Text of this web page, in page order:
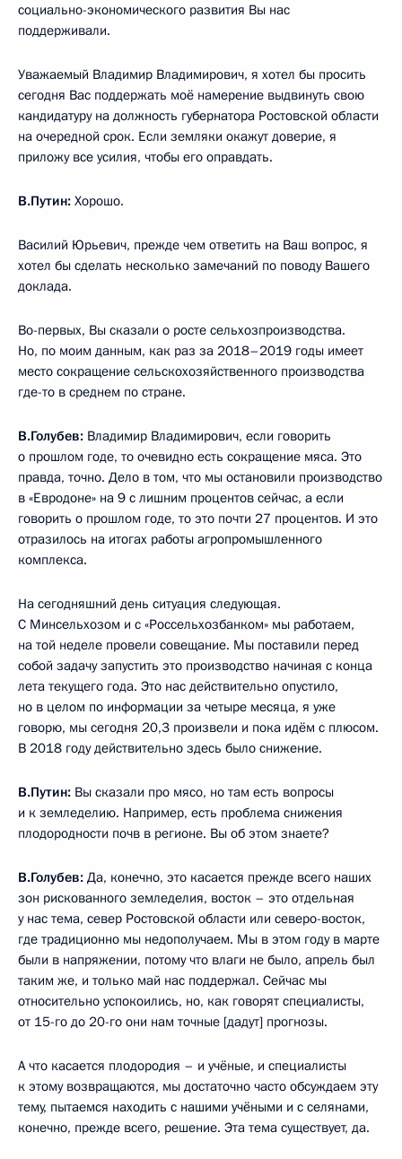
социально-экономического развития Вы нас
поддерживали.
Уважаемый Владимир Владимирович, я хотел бы просить
сегодня Вас поддержать моё намерение выдвинуть свою
кандидатуру на должность губернатора Ростовской области
на очередной срок. Если земляки окажут доверие, я
приложу все усилия, чтобы его оправдать.
В.Путин: Хорошо.
Василий Юрьевич, прежде чем ответить на Ваш вопрос, я
хотел бы сделать несколько замечаний по поводу Вашего
доклада.
Во-первых, Вы сказали о росте сельхозпроизводства.
Но, по моим данным, как раз за 2018–2019 годы имеет
место сокращение сельскохозяйственного производства
где-то в среднем по стране.
В.Голубев: Владимир Владимирович, если говорить
о прошлом годе, то очевидно есть сокращение мяса. Это
правда, точно. Дело в том, что мы остановили производство
в «Евродоне» на 9 с лишним процентов сейчас, а если
говорить о прошлом годе, то это почти 27 процентов. И это
отразилось на итогах работы агропромышленного
комплекса.
На сегодняшний день ситуация следующая.
С Минсельхозом и с «Россельхозбанком» мы работаем,
на той неделе провели совещание. Мы поставили перед
собой задачу запустить это производство начиная с конца
лета текущего года. Это нас действительно опустило,
но в целом по информации за четыре месяца, я уже
говорю, мы сегодня 20,3 произвели и пока идём с плюсом.
В 2018 году действительно здесь было снижение.
В.Путин: Вы сказали про мясо, но там есть вопросы
и к земледелию. Например, есть проблема снижения
плодородности почв в регионе. Вы об этом знаете?
В.Голубев: Да, конечно, это касается прежде всего наших
зон рискованного земледелия, восток – это отдельная
у нас тема, север Ростовской области или северо-восток,
где традиционно мы недополучаем. Мы в этом году в марте
были в напряжении, потому что влаги не было, апрель был
таким же, и только май нас поддержал. Сейчас мы
относительно успокоились, но, как говорят специалисты,
от 15-го до 20-го они нам точные [дадут] прогнозы.
А что касается плодородия – и учёные, и специалисты
к этому возвращаются, мы достаточно часто обсуждаем эту
тему, пытаемся находить с нашими учёными и с селянами,
конечно, прежде всего, решение. Эта тема существует, да.